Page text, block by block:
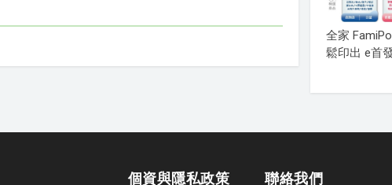
全家
鬆印出 e首
個資與隱私政策 聯絡我們